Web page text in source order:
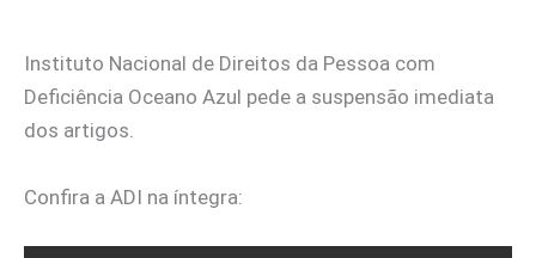
Instituto Nacional de Direitos da Pessoa com
Deficiência Oceano Azul pede a suspensão imediata
dos artigos.
Confira a ADI na íntegra: